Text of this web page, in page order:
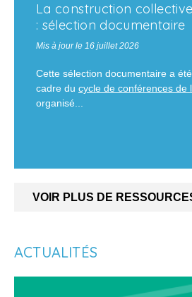
La construction
: sélection documentaire
Mis à jour le 16 juillet 2026
Cette sélection documentaire a
cadre du cycle de conférences de
organisé...
VOIR PLUS DE
ACTUALITÉS